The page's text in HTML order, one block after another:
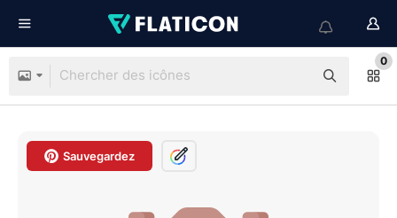
0
Sauvegardez